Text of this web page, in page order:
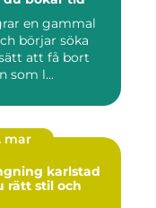
en gammal
börjar söka
att få bort
som l...
mar
karlstad
rätt stil och